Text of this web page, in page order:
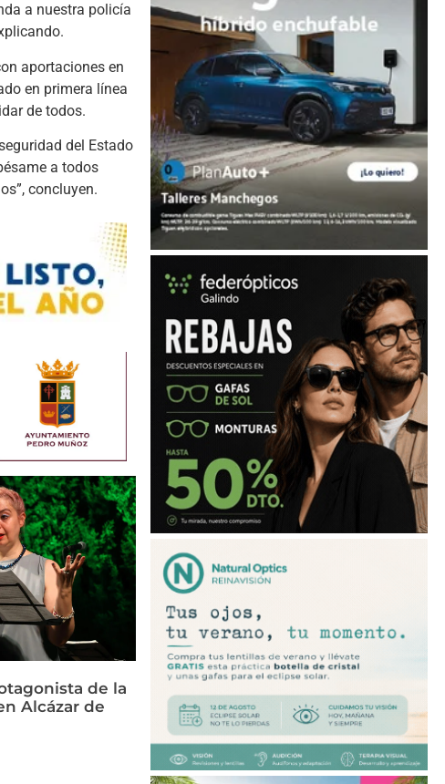
a nuestra policía
aportaciones en
en primera línea
de todos.
del Estado
a todos
concluyen.
de la
Alcázar de